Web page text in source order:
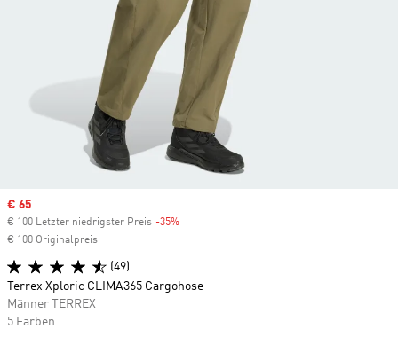
Sale price
€ 65
€ 100 Letzter niedrigster Preis -35%
€ 100 Originalpreis
(49)
Terrex Xploric CLIMA365 Cargohose
Männer TERREX
5 Farben